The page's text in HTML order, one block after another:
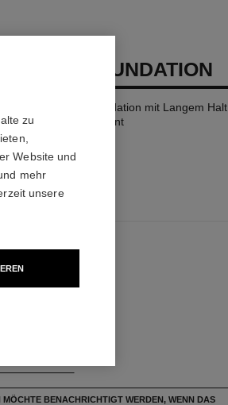
BEIGES FOUNDATION
Foundation mit Langem Halt
Natürlich Frischen Teint
VERFÜGBAR
MÖCHTE BENACHRICHTIGT WERDEN, WENN DAS
zu
Website und
mehr
unsere